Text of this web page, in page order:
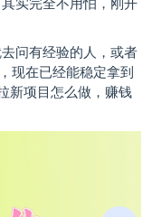
问有经验的人，或者
现在已经能稳定拿到
新项目怎么做，赚钱